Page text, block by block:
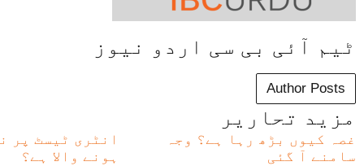
ٹیم آئی بی سی اردو نیوز
Author Posts
مزید تحاریر
غصہ کیوں بڑھ رہا ہے؟ وجہ
سامنے آ گئی
انٹری ٹیسٹ پر
ہونے والا ہے؟